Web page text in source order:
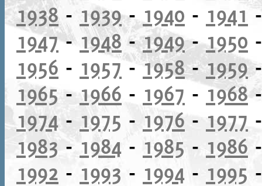
1938 - 1939- 1940 - 1941
1947- 1948-1949-1950
1956 - 1957-1958-1959
1965- 1966 - 1967 -1968
1974- 1975 - 1976 - 1977
1983- 1984 - 1985 - 1986
1992 - 1993 - 1994 - 1995